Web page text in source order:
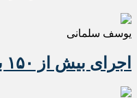
یوسف سلمانی
اجرای بیش از ۱۵۰ برنامه فرهنگی در اهر